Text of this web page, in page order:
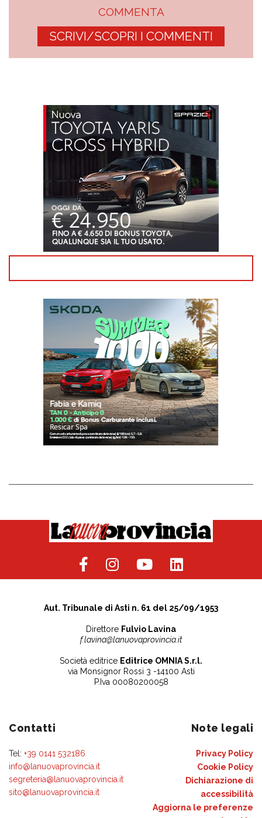
COMMENTA
SCRIVI/SCOPRI I COMMENTI
Aut. Tribunale di Asti n. 61 del 25/09/1953
Direttore Fulvio Lavina
f.lavina@lanuovaprovincia.it
Società editrice Editrice OMNIA S.r.l.
via Monsignor Rossi 3 -14100 Asti
P.Iva 00080200058
Contatti
Tel: +39 0141 532186
info@lanuovaprovincia.it
segreteria@lanuovaprovincia.it
sito@lanuovaprovincia.it
Note legali
Privacy Policy
Cookie Policy
Dichiarazione di
accessibilità
Aggiorna le preferenze